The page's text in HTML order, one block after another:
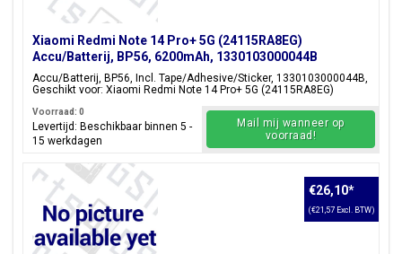
Xiaomi Redmi Note 14 Pro+ 5G (24115RA8EG)
Accu/Batterij, BP56, 6200mAh, 1330103000044B
Accu/Batterij, BP56, Incl. Tape/Adhesive/Sticker, 1330103000044B,
Geschikt voor: Xiaomi Redmi Note 14 Pro+ 5G (24115RA8EG)
Voorraad: 0
Levertijd: Beschikbaar binnen 5 -
15 werkdagen
Mail mij wanneer op
voorraad!
€26,10*
(€21,57 Excl. BTW)